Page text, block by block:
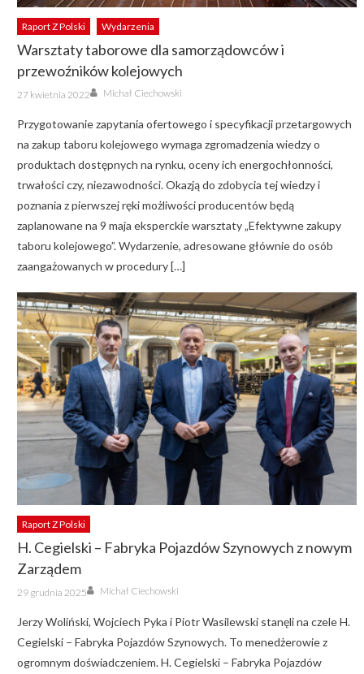
Raport Z Polski Wydarzenia
Warsztaty taborowe dla samorządowców i
przewoźników kolejowych
Posted
on
27 kwietnia 2022 Author
Michał Ciechowski
Przygotowanie zapytania ofertowego i specyfikacji przetargowych
na zakup taboru kolejowego wymaga zgromadzenia wiedzy o
produktach dostępnych na rynku, oceny ich energochłonności,
trwałości czy, niezawodności. Okazją do zdobycia tej wiedzy i
poznania z pierwszej ręki możliwości producentów będą
zaplanowane na 9 maja eksperckie warsztaty „Efektywne zakupy
taboru kolejowego”. Wydarzenie, adresowane głównie do osób
zaangażowanych w procedury […]
Raport Z Polski
H. Cegielski – Fabryka Pojazdów Szynowych z nowym
Zarządem
Posted
on
29 grudnia 2025 Author
Michał Ciechowski
Jerzy Woliński, Wojciech Pyka i Piotr Wasilewski stanęli na czele H.
Cegielski – Fabryka Pojazdów Szynowych. To menedżerowie z
ogromnym doświadczeniem. H. Cegielski – Fabryka Pojazdów